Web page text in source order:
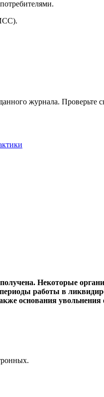
журнала. Проверьте
Некоторые
работы в
основания увольнения